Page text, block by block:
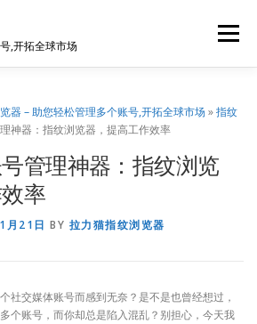
,开拓全球市场
Menu
册 账号登录 软件下载
器 – 助您轻松管理多个账号,开拓全球市场»指纹
神器：指纹浏览器，提高工作效率
管理神器：指纹浏览
率
月21日 BY 拉力猫指纹浏览器
社交媒体账号而感到无奈？是不是也曾经想过，
个账号，而你却总是陷入混乱？别担心，今天我